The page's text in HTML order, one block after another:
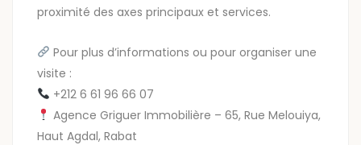
proximité des axes principaux et services.
Pour plus d’informations ou pour organiser une
visite :
+212 6 61 96 66 07
Agence Griguer Immobilière – 65, Rue Melouiya,
Haut Agdal, Rabat